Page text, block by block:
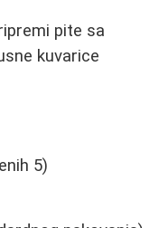
pite sa
kuvarice
5)